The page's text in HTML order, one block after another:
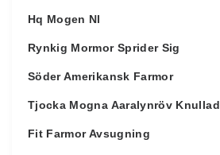
Hq Mogen Nl
Rynkig Mormor Sprider Sig
Söder Amerikansk Farmor
Tjocka Mogna Aaralynröv Knullad
Fit Farmor Avsugning